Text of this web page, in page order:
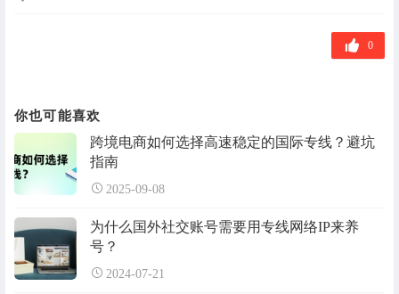
0
你也可能喜欢
跨境电商如何选择高速稳定的国际专线？避坑
指南
2025-09-08
为什么国外社交账号需要用专线网络IP来养
号？
2024-07-21